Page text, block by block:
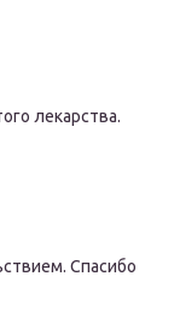
лекарства.
Спасибо